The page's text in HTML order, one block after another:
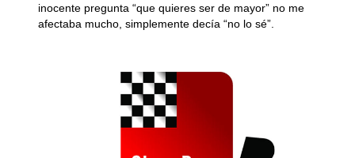
inocente pregunta “que quieres ser de mayor” no me
afectaba mucho, simplemente decía “no lo sé”.